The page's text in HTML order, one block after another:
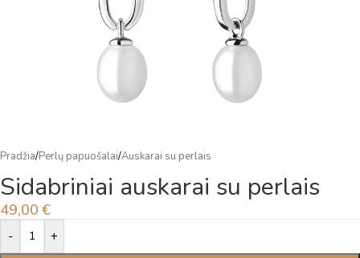
Pradžia/Perlų papuošalai/Auskarai su perlais
Sidabriniai auskarai su perlais
49,00 €
- +
Alternative: